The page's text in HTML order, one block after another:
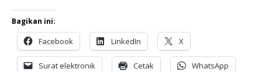
Bagikan ini:
Facebook LinkedIn X
Surat elektronik Cetak WhatsApp